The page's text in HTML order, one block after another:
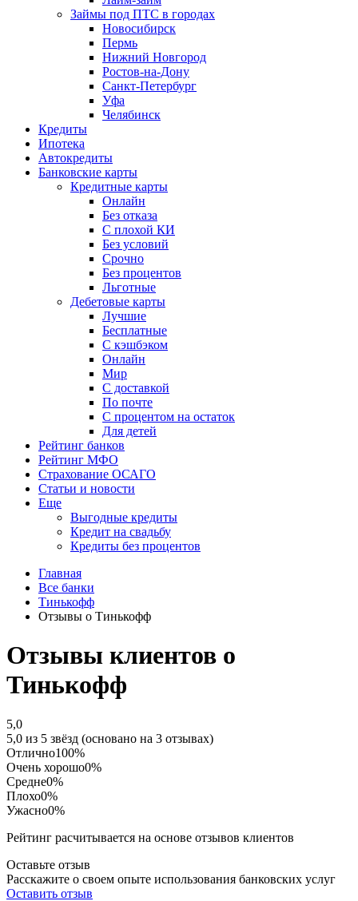
Займы под ПТС в городах
Новосибирск
Пермь
Нижний Новгород
Ростов-на-Дону
Санкт-Петербург
Уфа
Челябинск
Кредиты
Ипотека
Автокредиты
Банковские карты
Кредитные карты
Онлайн
Без отказа
С плохой КИ
Без условий
Срочно
Без процентов
Льготные
Дебетовые карты
Лучшие
Бесплатные
С кэшбэком
Онлайн
Мир
С доставкой
По почте
С процентом на остаток
Для детей
Рейтинг банков
Рейтинг МФО
Страхование ОСАГО
Статьи и новости
Еще
Выгодные кредиты
Кредит на свадьбу
Кредиты без процентов
Главная
Все банки
Тинькофф
Отзывы о Тинькофф
Отзывы клиентов о
Тинькофф
5,0
5,0 из 5 звёзд (основано на 3 отзывах)
Отлично100%
Очень хорошо0%
Средне0%
Плохо0%
Ужасно0%
Рейтинг расчитывается на основе отзывов клиентов
Оставьте отзыв
Расскажите о своем опыте использования банковских услуг
Оставить отзыв